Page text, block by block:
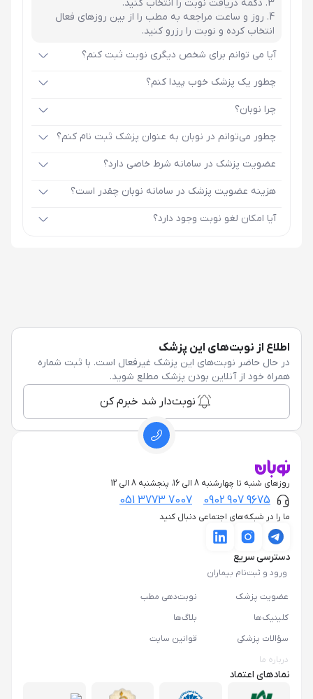
دکمه دریافت نوبت را انتخاب کنید.
روز و ساعت مراجعه به مطب را از بین روزهای فعال
انتخاب کرده و نوبت را رزرو کنید.
آیا می توانم برای شخص دیگری نوبت ثبت کنم؟
چطور یک پزشک خوب پیدا کنم؟
چرا نوبان؟
چطور می‌توانم در نوبان به عنوان پزشک ثبت نام کنم؟
عضویت پزشک در سامانه شرط خاصی دارد؟
هزینه عضویت پزشک در سامانه نوبان چقدر است؟
آیا امکان لغو نوبت وجود دارد؟
اطلاع از نوبت‌های این پزشک
در حال حاضر نوبت‌های این پزشک غیرفعال است. با ثبت شماره
همراه خود از آنلاین بودن پزشک مطلع شوید.
نوبت‌دار شد خبرم کن
روزهای شنبه تا چهارشنبه 8 الی 16، پنجشنبه 8 الی 12
0902 907 9675
051 3773 7007
ما را در شبکه‌های اجتماعی دنبال کنید
دسترسی سریع
ورود و ثبت‌نام بیماران
عضویت پزشک
نوبت‌دهی مطب
کلینیک‌ها
بلاگ‌ها
سؤالات پزشکی
قوانین سایت
درباره ما
نمادهای اعتماد